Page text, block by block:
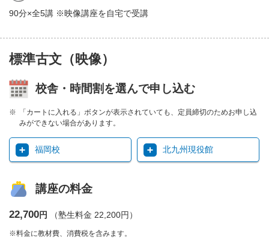
90分×全5講 ※映像講座を自宅で受講
標準古文（映像）
校舎・時間割を選んで申し込む
「カートに入れる」ボタンが表示されていても、定員締切のためお申し込
みができない場合があります。
福岡校 北九州現役館
講座の料金
22,700円 （塾生料金 22,200円）
※料金に教材費、消費税を含みます。